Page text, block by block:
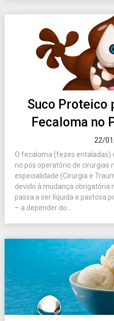
Suco Proteico
Fecaloma no
22/
O fecaloma (fezes entaladas)
no pós operatório de cirurgias
especialidade (Cirurgia e
devido à mudança obrigatória
passa a ser líquida e pastosa
– a depender do...